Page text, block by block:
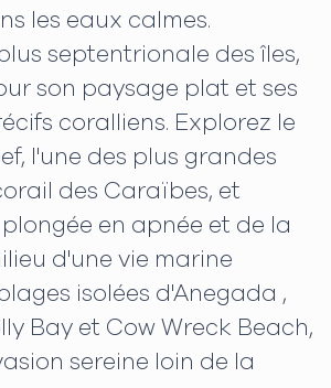
les eaux calmes.
septentrionale des îles,
son paysage plat et ses
coralliens. Explorez le
l'une des plus grandes
des Caraïbes, et
en apnée et de la
d'une vie marine
isolées d'Anegada ,
Bay et Cow Wreck Beach,
sereine loin de la